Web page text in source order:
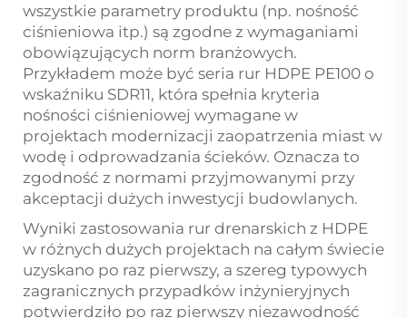
wszystkie parametry produktu (np. nośność
ciśnieniowa itp.) są zgodne z wymaganiami
obowiązujących norm branżowych.
Przykładem może być seria rur HDPE PE100 o
wskaźniku SDR11, która spełnia kryteria
nośności ciśnieniowej wymagane w
projektach modernizacji zaopatrzenia miast w
wodę i odprowadzania ścieków. Oznacza to
zgodność z normami przyjmowanymi przy
akceptacji dużych inwestycji budowlanych.
Wyniki zastosowania rur drenarskich z HDPE
w różnych dużych projektach na całym świecie
uzyskano po raz pierwszy, a szereg typowych
zagranicznych przypadków inżynieryjnych
potwierdziło po raz pierwszy niezawodność